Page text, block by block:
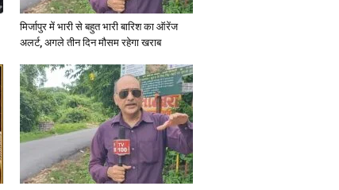
News
Paper
मिर्जापुर में भारी से बहुत भारी बारिश का ऑरेंज
अलर्ट, अगले तीन दिन मौसम रहेगा खराब